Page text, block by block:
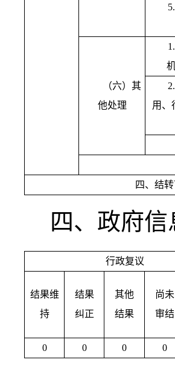
5.
（六）其
他处理
1.
2.
用、
四、结
四、政府
行政复议
结果维
持
结果
纠正
其他
结果
尚未
审结
0 0 0 0